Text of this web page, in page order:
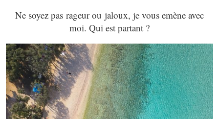
Ne soyez pas rageur ou jaloux, je vous emène avec
moi. Qui est partant ?